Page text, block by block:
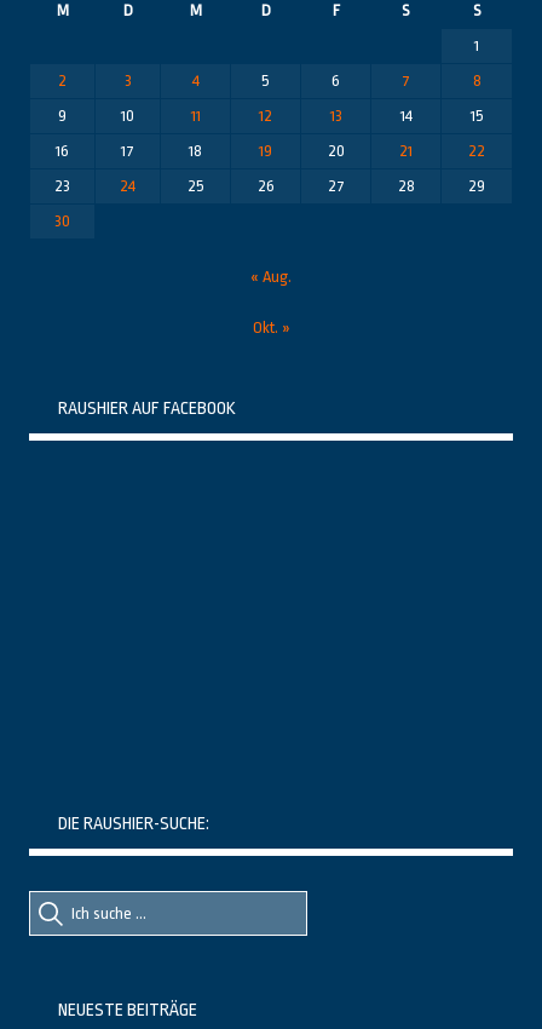
M
D M D F S
S
1
2
3 4 5 6 7
8
9
10 11 12 13 14
15
16
17 18 19 20 21
22
23
24 25 26 27 28
29
30
« Aug.
Okt. »
RAUSHIER AUF FACEBOOK
DIE RAUSHIER-SUCHE:
Suche
nach::
Suche
nach:
NEUESTE BEITRÄGE